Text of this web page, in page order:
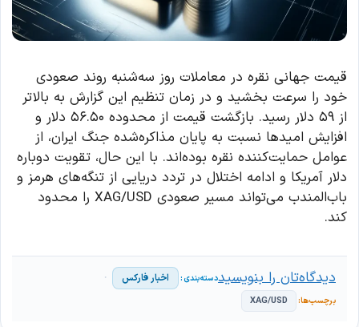
قیمت جهانی نقره در معاملات روز سه‌شنبه روند صعودی
خود را سرعت بخشید و در زمان تنظیم این گزارش به بالاتر
از ۵۹ دلار رسید. بازگشت قیمت از محدوده ۵۶.۵۰ دلار و
افزایش امیدها نسبت به پایان مذاکره‌شده جنگ ایران، از
عوامل حمایت‌کننده نقره بوده‌اند. با این حال، تقویت دوباره
دلار آمریکا و ادامه اختلال در تردد دریایی از تنگه‌های هرمز و
باب‌المندب می‌تواند مسیر صعودی XAG/USD را محدود
کند.
اخبار فارکس
XAG/USD
دیدگاه‌تان را بنویسید